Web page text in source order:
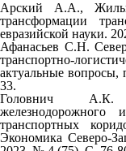
Арский А.А.,
трансформации
евразийской науки.
Афанасьев С.Н.
транспортно-
актуальные
33.
Головнич А.К.
транспортных
Экономика Северо-